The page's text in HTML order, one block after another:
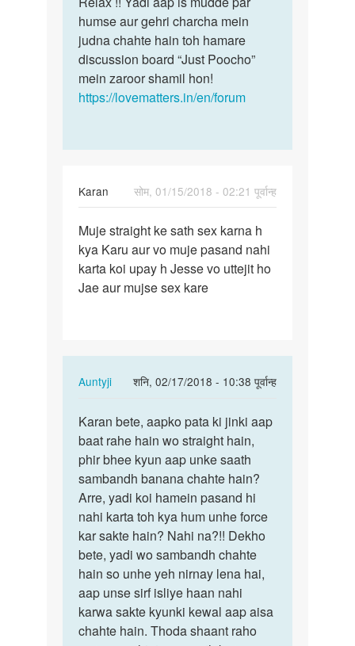
humse aur gehri charcha mein
judna chahte hain toh hamare
discussion board “Just Poocho”
mein zaroor shamil hon!
https://lovematters.in/en/forum
Karan
सोम, 01/15/2018 - 02:21 पूर्वान्ह
Muje
straight
ke
sath
Muje straight ke sath sex karna h
kya Karu aur vo muje pasand nahi
karta koi upay h Jesse vo uttejit ho
Jae aur mujse sex kare
Auntyji
शनि, 02/17/2018 - 10:38 पूर्वान्ह
In
to
Muje
straight
ke
sath
sex…
by
Karan
Karan
bete,
aapko
pata
ki…
Karan bete, aapko pata ki jinki aap
baat rahe hain wo straight hain,
phir bhee kyun aap unke saath
sambandh banana chahte hain?
Arre, yadi koi hamein pasand hi
nahi karta toh kya hum unhe force
kar sakte hain? Nahi na?!! Dekho
bete, yadi wo sambandh chahte
hain so unhe yeh nirnay lena hai,
aap unse sirf isliye haan nahi
karwa sakte kyunki kewal aap aisa
chahte hain. Thoda shaant raho